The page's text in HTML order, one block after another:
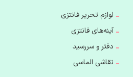
لوازم تحریر فانتزی
آینه‌های فانتزی
دفتر و سررسید
نقاشی الماسی